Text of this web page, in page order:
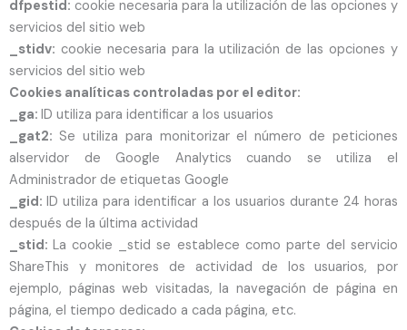
dfpestid: cookie necesaria para la utilización de las opciones y
servicios del sitio web
_stidv: cookie necesaria para la utilización de las opciones y
servicios del sitio web
Cookies analíticas controladas por el editor:
_ga: ID utiliza para identificar a los usuarios
_gat2: Se utiliza para monitorizar el número de peticiones
alservidor de Google Analytics cuando se utiliza el
Administrador de etiquetas Google
_gid:ID utiliza para identificar a los usuarios durante 24 horas
después de la última actividad
_stid:La cookie _stid se establece como parte del servicio
ShareThis y monitores de actividad de los usuarios, por
ejemplo, páginas web visitadas, la navegación de página en
página, el tiempo dedicado a cada página, etc.